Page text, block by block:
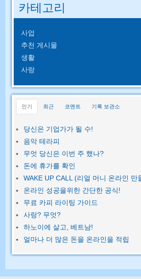
카테고리
사업
추천 게시물
생활
사랑
인기 최근 코멘트 기록 보관소
당신은 기업가가 될 수!
음악 테라피
무엇 당신은 이번 주 했나?
돈에 휴가를 확인
WAKE UP CALL (리얼 머니 온라인 만
온라인 성공을위한 간단한 공식!
무료 카피 라이팅 가이드
사랑? 무엇?
하노이에 살고, 베트남!
얼마나 더 많은 돈을 온라인을 적립